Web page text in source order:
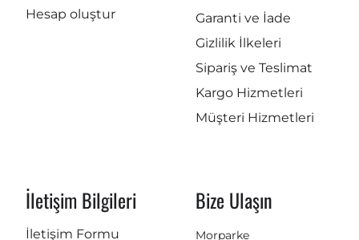
Hesap oluştur
Garanti ve İade
Gizlilik İlkeleri
Sipariş ve Teslimat
Kargo Hizmetleri
Müşteri Hizmetleri
İletişim Bilgileri
İletişim Formu
Bize Ulaşın
Morparke